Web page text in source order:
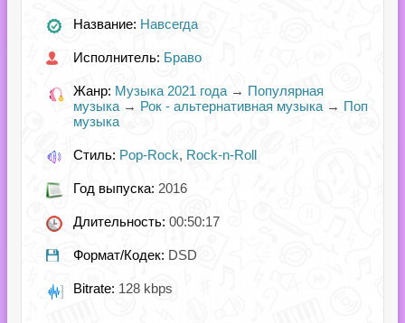
Название: Навсегда
Исполнитель: Браво
Жанр: Музыка 2021 года → Популярная
музыка → Рок - альтернативная музыка → Поп
музыка
Стиль: Pop-Rock, Rock-n-Roll
Год выпуска: 2016
Длительность: 00:50:17
Формат/Кодек: DSD
Bitrate: 128 kbps